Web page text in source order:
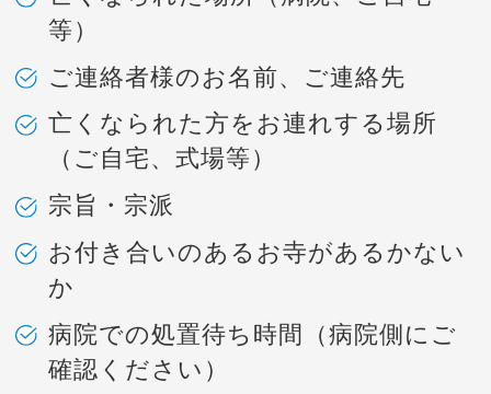
等）
ご連絡者様のお名前、ご連絡先
亡くなられた方をお連れする場所
（ご自宅、式場等）
宗旨・宗派
お付き合いのあるお寺があるかない
か
病院での処置待ち時間（病院側にご
確認ください）